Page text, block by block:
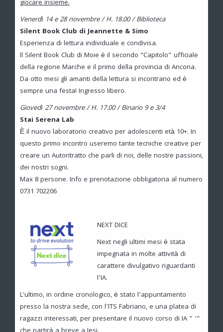
giocare insieme.
Venerdì 14 e 28 novembre / H. 18.00 / Biblioteca
Silent Book Club di Jeannette & Simo
Esperienza di lettura individuale e condivisa.
Il Silent Book Club di Moie è il secondo “Capitolo” ufficiale
della regione Marche e il primo della provincia di Ancona.
Da otto mesi gli amanti della lettura si incontrano ed è
sempre una festa! Ingresso libero.
Giovedì 27 novembre / H. 17.00 / Binario 9 e 3/4
Stai Serena Lab
È il nuovo laboratorio creativo per adolescenti età 10+. In
questo primo incontro useremo tante tecniche creative per
creare un Autoritratto che parli di noi, delle nostre passioni,
dei nostri sogni.
Max 8 persone. Info e prenotazione obbligatoria al numero
0731 702206
NEXT DICE
Next negli ultimi mesi è stata
impegnata in molte attività di
carattere divulgativo riguardanti
l’IA.
L’ultimo, in ordine cronologico, è stato l’appuntamento
presso la nostra sede, con l’ITS Fabriano, e una platea di
ragazzi interessati, per presentare il nuovo corso di IA ” ‘”